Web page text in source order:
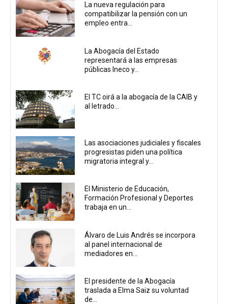
La nueva regulación para
compatibilizar la pensión con un
empleo entra...
La Abogacía del Estado
representará a las empresas
públicas Ineco y...
El TC oirá a la abogacía de la CAIB y
al letrado...
Las asociaciones judiciales y fiscales
progresistas piden una política
migratoria integral y...
El Ministerio de Educación,
Formación Profesional y Deportes
trabaja en un...
Álvaro de Luis Andrés se incorpora
al panel internacional de
mediadores en...
El presidente de la Abogacía
traslada a Elma Saiz su voluntad
de...